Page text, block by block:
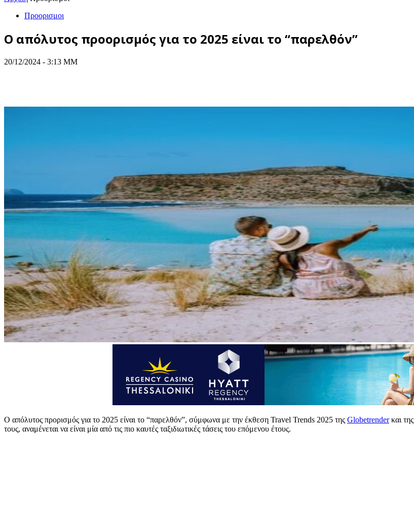
Προορισμοι
Ο απόλυτος προορισμός για το 2025 είναι το “παρελθόν”
20/12/2024 - 3:13 ΜΜ
Ο απόλυτος προρισμός για το 2025 είναι το “παρελθόν”, σύμφωνα με την έκθεση Travel Trends 2025 της Globetrenderκαι της
τους, αναμένεται να είναι μία από τις πιο καυτές ταξιδιωτικές τάσεις του επόμενου έτους.